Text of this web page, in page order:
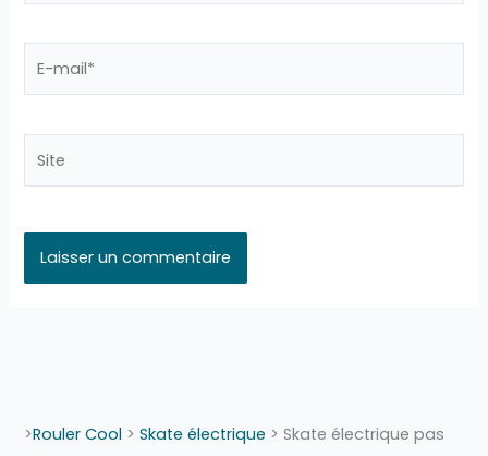
mail*
>Rouler Cool >Skate électrique >Skate électrique pas